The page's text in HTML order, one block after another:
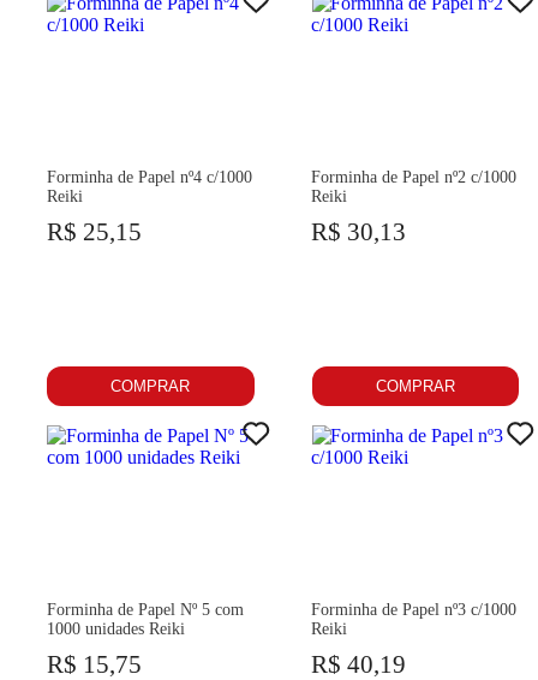
Forminha de Papel nº4 c/1000
Reiki
R$ 25,15
COMPRAR
Forminha de Papel nº2 c/1000
Reiki
R$ 30,13
COMPRAR
Forminha de Papel Nº 5 com
1000 unidades Reiki
R$ 15,75
Forminha de Papel nº3 c/1000
Reiki
R$ 40,19